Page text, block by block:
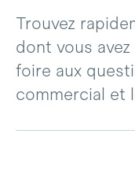
Trouvez
dont vous
foire aux
commercial et